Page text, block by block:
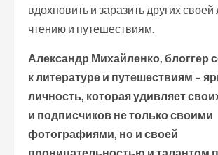
вдохновить и заразить других
чтению и путешествиям.
Александр Михайленко, блоггер
к литературе и путешествиям –
личность, которая удивляет
и подписчиков не только своими
фотографиями, но и своей